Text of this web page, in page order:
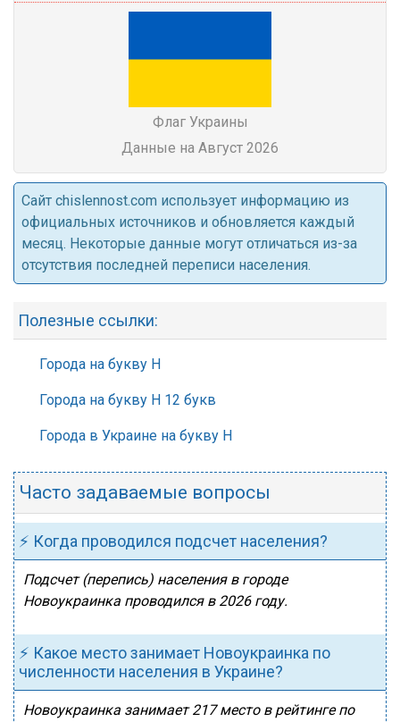
Флаг Украины
Данные на Август 2026
Cайт chislennost.com использует информацию из
официальных источников и обновляется каждый
месяц. Некоторые данные могут отличаться из-за
отсутствия последней переписи населения.
Полезные ссылки:
Города на букву Н
Города на букву Н 12 букв
Города в Украине на букву Н
Часто задаваемые вопросы
⚡ Когда проводился подсчет населения?
Подсчет (перепись) населения в городе
Новоукраинка проводился в 2026 году.
⚡ Какое место занимает Новоукраинка по
численности населения в Украине?
Новоукраинка занимает 217 место в рейтинге по